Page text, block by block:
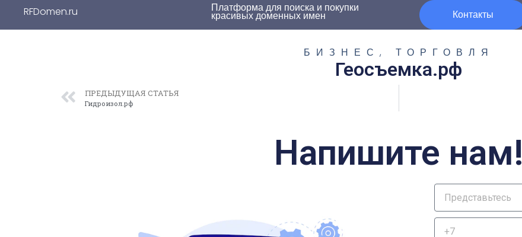
RFDomen.ru Платформа для поиска и покупки
красивых доменных имен Контакты
БИЗНЕС, ТОРГОВЛЯ
Геосъемка.рф
ПРЕДЫДУЩАЯ СТАТЬЯ
Гидроизол.рф
Напишите нам!